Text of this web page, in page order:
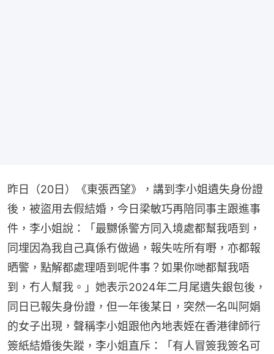
昨日（20日）《東張西望》，講到李小姐遺失身份證
後，被盜用去假結婚，今日梁敏巧再陪同事主跟進事
件，李小姐說：「最嬲係警方同入境處都幫我唔到，
同埋因為我自己真係冇做過，報失咗所有嘢，亦都報
晒警，點解都處理唔到呢件事？如果你哋都幫我唔
到，冇人幫我。」她表示2024年二月尾遺失銀包後，
同日已報失身份證，但一年後某日，突然一名叫阿娟
的女子出現，聲稱李小姐跟他內地表姪在香港律師行
簽紙結婚後失蹤，李小姐直斥：「有人冒簽我簽名可